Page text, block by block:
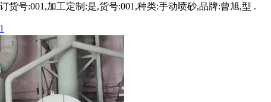
货号:001,加工定制:是,货号:001,种类:手动喷砂,品牌:曾旭,型 .